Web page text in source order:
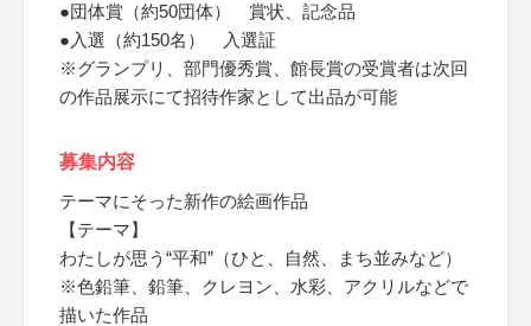
●団体賞（約50団体） 賞状、記念品
●入選（約150名） 入選証
※グランプリ、部門優秀賞、館長賞の受賞者は次回
の作品展示にて招待作家として出品が可能
募集内容
テーマにそった新作の絵画作品
【テーマ】
わたしが思う“平和”（ひと、自然、まち並みなど）
※色鉛筆、鉛筆、クレヨン、水彩、アクリルなどで
描いた作品